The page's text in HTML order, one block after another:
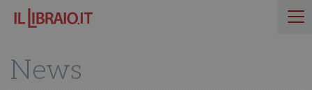
News